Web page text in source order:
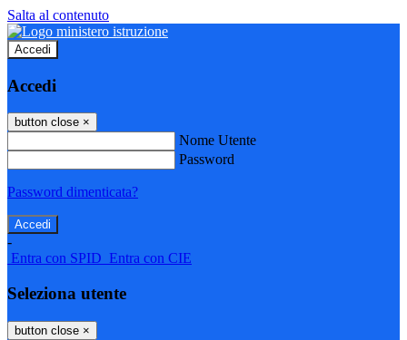
Salta al contenuto
Accedi
Accedi
button close ×
Nome Utente
Password
Password dimenticata?
-
Entra con SPID Entra con CIE
Seleziona utente
button close ×